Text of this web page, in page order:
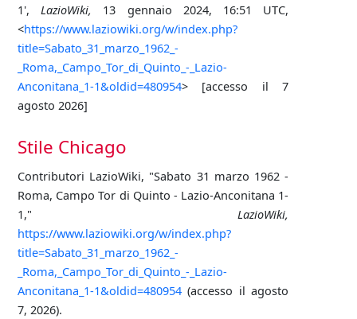
1',LazioWiki,
13 gennaio 2024, 16:51 UTC,
<https://www.laziowiki.org/w/index.php?
title=Sabato_31_marzo_1962_-
_Roma,_Campo_Tor_di_Quinto_-_Lazio-
Anconitana_1-1&oldid=480954> [accesso il 7
agosto 2026]
Stile Chicago
Contributori LazioWiki, "Sabato 31 marzo 1962 -
Roma, Campo Tor di Quinto - Lazio-Anconitana 1-
1,"LazioWiki,
https://www.laziowiki.org/w/index.php?
title=Sabato_31_marzo_1962_-
_Roma,_Campo_Tor_di_Quinto_-_Lazio-
Anconitana_1-1&oldid=480954 (accesso il agosto
7, 2026).